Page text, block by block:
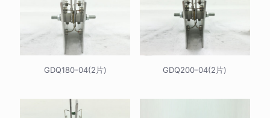
GDQ180-04(2片) GDQ200-04(2片)